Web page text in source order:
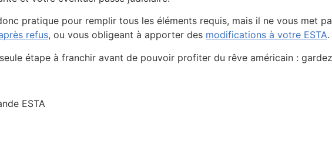
pratique pour remplir tous les éléments requis, mais il ne vous met
refus, ou vous obligeant à apporter des modifications à votre ESTA.
seule étape à franchir avant de pouvoir profiter du rêve américain : gardez
ESTA